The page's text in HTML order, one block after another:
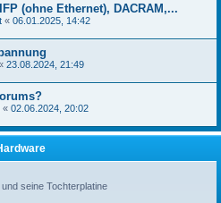
(ohne Ethernet), DACRAM,...
« 06.01.2025, 14:42
23.08.2024, 21:49
« 02.06.2024, 20:02
seine Tochterplatine